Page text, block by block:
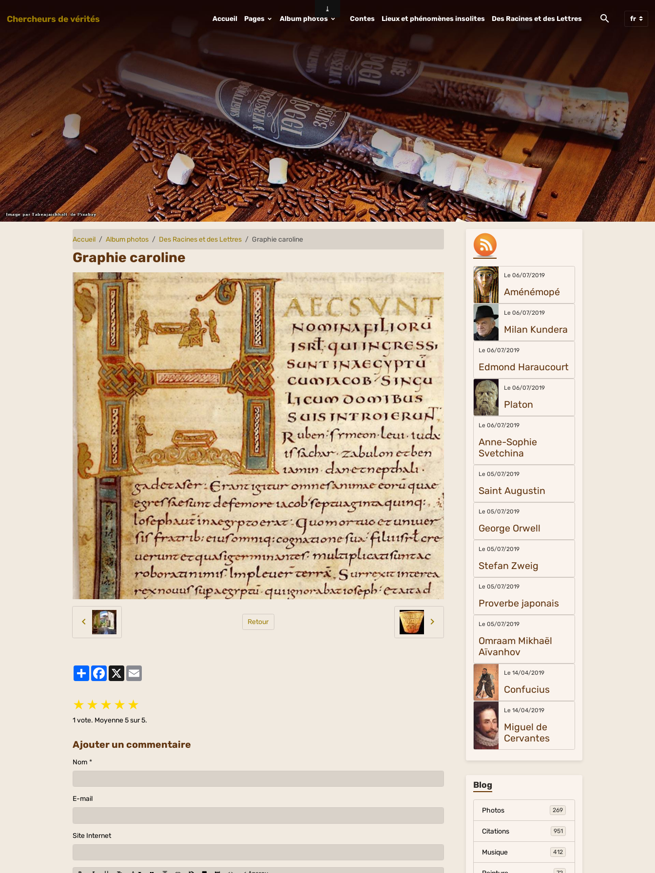
Chercheurs de vérités Accueil Pages Album photos Contes Lieux et phénomènes insolites Des Racines et des Lettres
Accueil Album photos Des Racines et des Lettres Graphie caroline
Graphie caroline
Retour
PartagerFacebook
X
★ ★ ★ ★ ★
1 vote. Moyenne5sur 5.
Ajouter un commentaire
Nom
E-mail
Site Internet
Le 06/07/2019
Aménémopé
Le 06/07/2019
Milan Kundera
Le 06/07/2019
Edmond Haraucourt
Le 06/07/2019
Platon
Le 06/07/2019
Anne-Sophie
Svetchina
Le 05/07/2019
Saint Augustin
Le 05/07/2019
George Orwell
Le 05/07/2019
Stefan Zweig
Le 05/07/2019
Proverbe japonais
Le 05/07/2019
Omraam Mikhaël
Aïvanhov
Le 14/04/2019
Confucius
Le 14/04/2019
Miguel de
Cervantes
Blog
Photos 269
Citations 951
Musique 412